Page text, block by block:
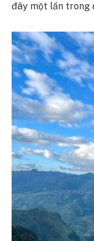
đây một lần trong